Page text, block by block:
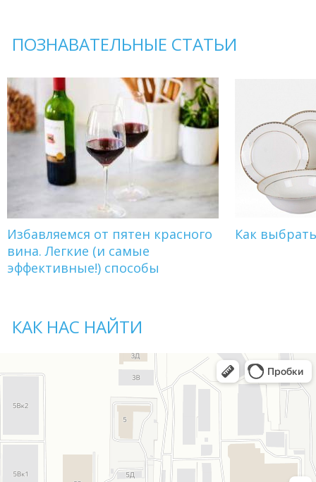
ПОЗНАВАТЕЛЬНЫЕ СТАТЬИ
Избавляемся от пятен красного
вина. Легкие (и самые
эффективные!) способы
Как
КАК НАС НАЙТИ